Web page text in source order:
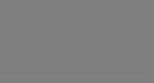
dans un nouvel onglet)